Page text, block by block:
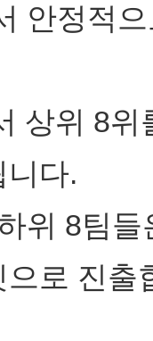
안정적
상위 8
니다.
위 8팀
로 진출